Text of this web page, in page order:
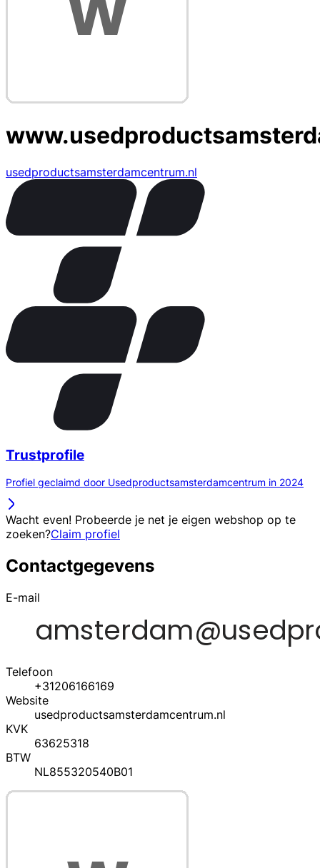
usedproductsamsterdamcentrum.nl
Trustprofile
Profiel geclaimd door Usedproductsamsterdamcentrum in 2024
Wacht even! Probeerde je net je eigen webshop op te
zoeken?Claim profiel
Contactgegevens
E-mail
Telefoon
+31206166169
Website
usedproductsamsterdamcentrum.nl
KVK
63625318
BTW
NL855320540B01